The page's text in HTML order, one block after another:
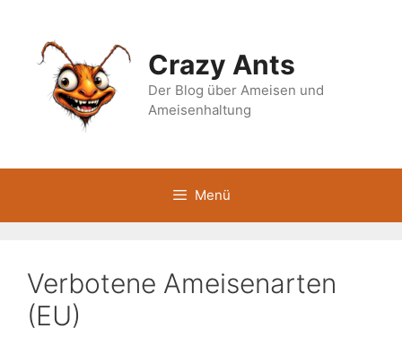
springen
Crazy Ants
Der Blog über Ameisen und
Ameisenhaltung
Menü
Verbotene Ameisenarten
(EU)